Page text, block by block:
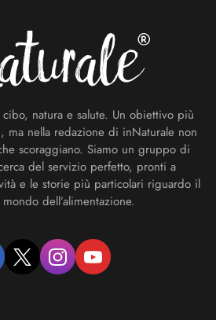
natura e salute. Un obiettivo più
ma nella redazione di inNaturale non
scoraggiano. Siamo un gruppo di
del servizio perfetto, pronti a
e le storie più particolari riguardo il
dell’alimentazione.
twitter instagramyoutube